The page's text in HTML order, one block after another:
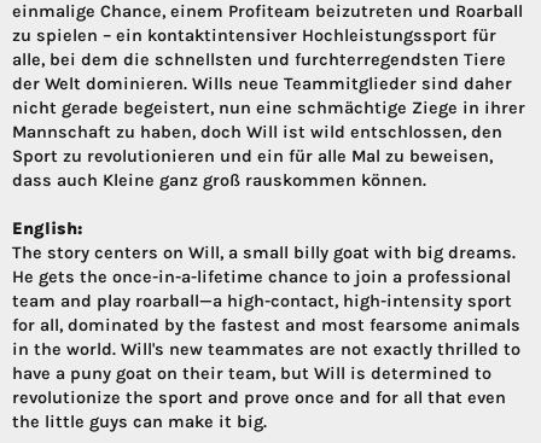
einmalige Chance, einem Profiteam beizutreten und Roarball
zu spielen – ein kontaktintensiver Hochleistungssport für
alle, bei dem die schnellsten und furchterregendsten Tiere
der Welt dominieren. Wills neue Teammitglieder sind daher
nicht gerade begeistert, nun eine schmächtige Ziege in ihrer
Mannschaft zu haben, doch Will ist wild entschlossen, den
Sport zu revolutionieren und ein für alle Mal zu beweisen,
dass auch Kleine ganz groß rauskommen können.
English:
The story centers on Will, a small billy goat with big dreams.
He gets the once-in-a-lifetime chance to join a professional
team and play roarball—a high-contact, high-intensity sport
for all, dominated by the fastest and most fearsome animals
in the world. Will's new teammates are not exactly thrilled to
have a puny goat on their team, but Will is determined to
revolutionize the sport and prove once and for all that even
the little guys can make it big.